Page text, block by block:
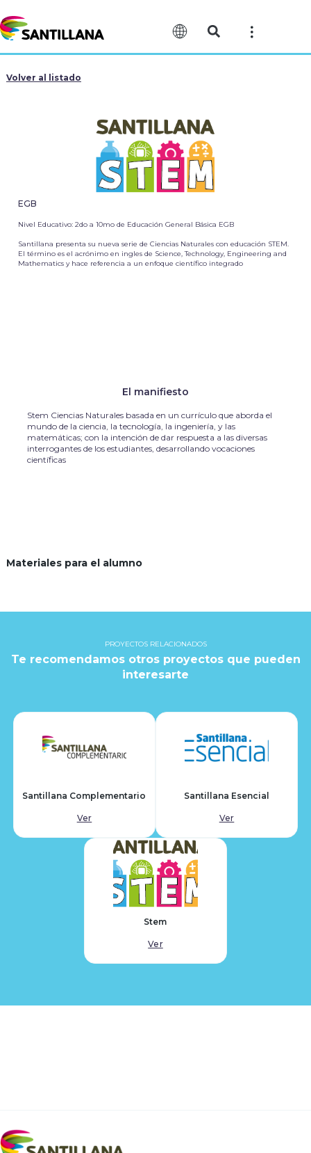
Volver al listado
EGB
Nivel Educativo: 2do a 10mo de Educación General Básica EGB
Santillana presenta su nueva serie de Ciencias Naturales con educación STEM.
El término es el acrónimo en ingles de Science, Technology, Engineering and
Mathematics y hace referencia a un enfoque científico integrado
El manifiesto
Stem Ciencias Naturales basada en un currículo que aborda el
mundo de la ciencia, la tecnología, la ingeniería, y las
matemáticas; con la intención de dar respuesta a las diversas
interrogantes de los estudiantes, desarrollando vocaciones
científicas
Materiales para el alumno
PROYECTOS RELACIONADOS
Te recomendamos otros proyectos que pueden
interesarte
Santillana Complementario
Ver
Santillana Esencial
Ver
Stem
Ver